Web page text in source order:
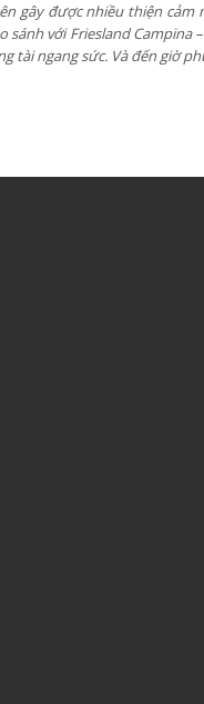
gây được nhiều thiện
sánh với Friesland
tài ngang sức. Và đến giờ